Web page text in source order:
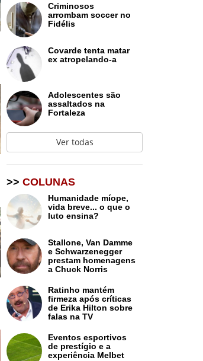
Criminosos
arrombam soccer no
Fidélis
Covarde tenta matar
ex atropelando-a
Adolescentes são
assaltados na
Fortaleza
Ver todas
>> COLUNAS
Humanidade míope,
vida breve... o que o
luto ensina?
Stallone, Van Damme
e Schwarzenegger
prestam homenagens
a Chuck Norris
Ratinho mantém
firmeza após críticas
de Erika Hilton sobre
falas na TV
Eventos esportivos
de prestígio e a
experiência Melbet